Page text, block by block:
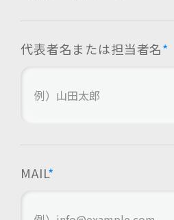
代表者名または担当者名*
MAIL*